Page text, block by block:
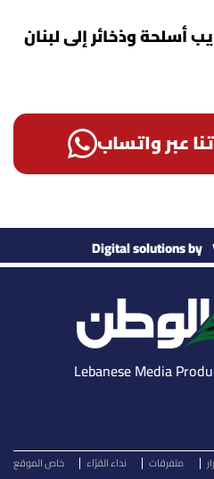
أسلحة وذخائر إلى لبنان
عبر واتساب
Digital solutions by
متفرقات نداء القرّاء خاص الموقع